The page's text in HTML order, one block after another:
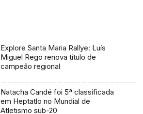
Explore Santa Maria Rallye: Luís
Miguel Rego renova título de
campeão regional
Natacha Candé foi 5ª classificada
em Heptatlo no Mundial de
Atletismo sub-20